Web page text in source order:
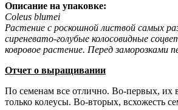
Описание на упаковке:
Coleus blumei
Растение с роскошной листвой самых
сиреневато-голубые колосовидные
ковровое растение. Перед
Отчет о выращивании
По семенам все отлично. Во-первых, их
только колеусы. Во-вторых, всхожесть